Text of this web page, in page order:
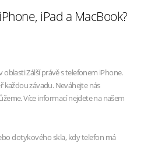
iPad a MacBook?
oblasti Zálší právě s telefonem iPhone.
závadu. Neváhejte nás
Více informací nejdete na našem
dotykového skla, kdy telefon má